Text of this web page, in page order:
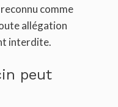
comme
allégation
interdite.
peut